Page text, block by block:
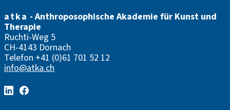
atka - Anthroposophische Akademie für Kunst und
Therapie
Ruchti-Weg 5
CH-4143 Dornach
Telefon +41 (0)61 701 52 12
info@atka.ch